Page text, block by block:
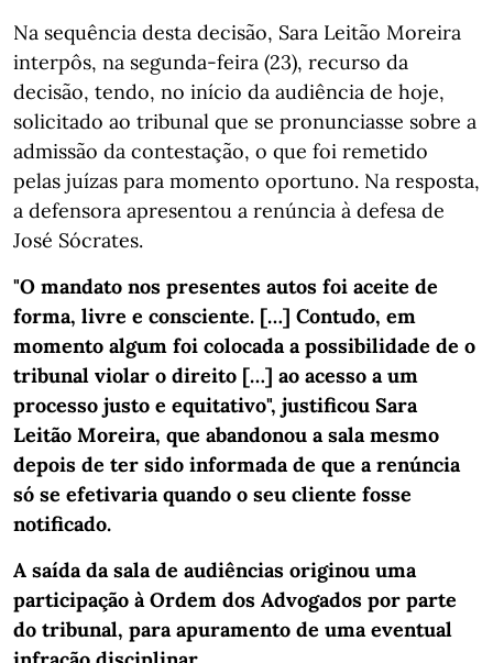
Na sequência desta decisão, Sara Leitão Moreira
interpôs, na segunda-feira (23), recurso da
decisão, tendo, no início da audiência de hoje,
solicitado ao tribunal que se pronunciasse sobre a
admissão da contestação, o que foi remetido
pelas juízas para momento oportuno. Na resposta,
a defensora apresentou a renúncia à defesa de
José Sócrates.
"O mandato nos presentes autos foi aceite de
forma, livre e consciente. […] Contudo, em
momento algum foi colocada a possibilidade de o
tribunal violar o direito […] ao acesso a um
processo justo e equitativo", justificou Sara
Leitão Moreira, que abandonou a sala mesmo
depois de ter sido informada de que a renúncia
só se efetivaria quando o seu cliente fosse
notificado.
A saída da sala de audiências originou uma
participação à Ordem dos Advogados por parte
do tribunal, para apuramento de uma eventual